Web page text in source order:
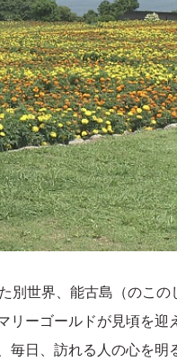
別世界、能古島（のこの
リーゴールドが見頃を迎
毎日、訪れる人の心を明